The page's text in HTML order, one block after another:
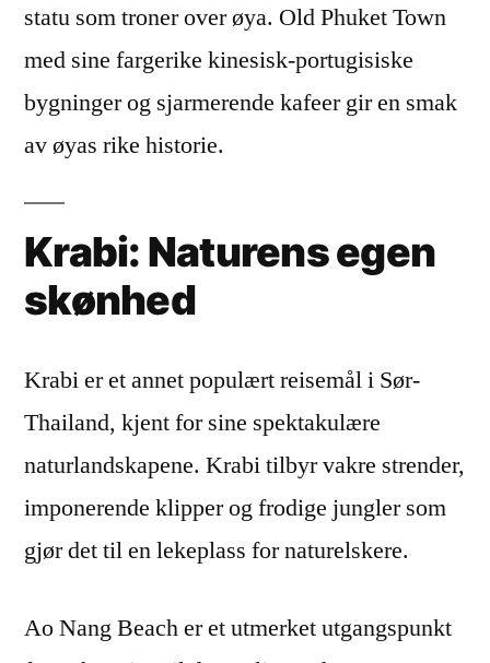
statu som troner over øya. Old Phuket Town
med sine fargerike kinesisk-portugisiske
bygninger og sjarmerende kafeer gir en smak
av øyas rike historie.
Krabi: Naturens egen
skønhed
Krabi er et annet populært reisemål i Sør-
Thailand, kjent for sine spektakulære
naturlandskapene. Krabi tilbyr vakre strender,
imponerende klipper og frodige jungler som
gjør det til en lekeplass for naturelskere.
Ao Nang Beach er et utmerket utgangspunkt